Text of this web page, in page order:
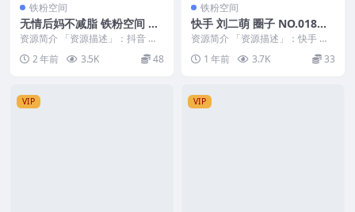
铁粉空间
无情后妈不减脂 铁粉空间 N
O.002期
资源简介 「资源描述」：抖音 无
情后妈不减脂 铁粉空间 NO.002期
【71P...
2 年前 3.5K 48
铁粉空间
快手 刘二萌 圈子 NO.018期
最新至：2025.4.8
资源简介 「资源描述」：快手 刘
二萌 圈子 NO.018期 【12P】最新
至：2...
1 年前 3.7K 33
VIP VIP